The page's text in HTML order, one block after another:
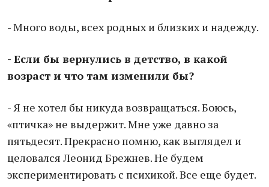
- Много воды, всех родных и близких и надежду.
- Если бы вернулись в детство, в какой
возраст и что там изменили бы?
- Я не хотел бы никуда возвращаться. Боюсь,
«птичка» не выдержит. Мне уже давно за
пятьдесят. Прекрасно помню, как выглядел и
целовался Леонид Брежнев. Не будем
экспериментировать с психикой. Все еще будет.